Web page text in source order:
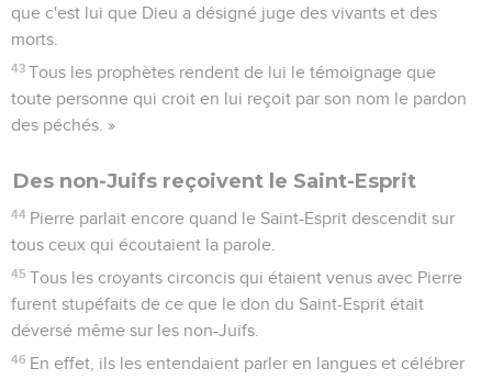
que c'est lui que Dieu a désigné juge des vivants et des
morts.
43 Tous les prophètes rendent de lui le témoignage que
toute personne qui croit en lui reçoit par son nom le pardon
des péchés. »
Des non-Juifs reçoivent le Saint-Esprit
44 Pierre parlait encore quand le Saint-Esprit descendit sur
tous ceux qui écoutaient la parole.
45 Tous les croyants circoncis qui étaient venus avec Pierre
furent stupéfaits de ce que le don du Saint-Esprit était
déversé même sur les non-Juifs.
46 En effet, ils les entendaient parler en langues et célébrer